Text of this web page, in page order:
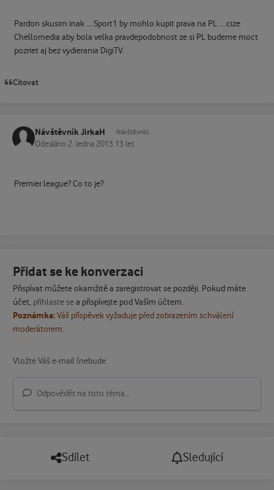
Pardon skusim inak ... Sport1 by mohlo kupit prava na PL ....cize
Chellomedia aby bola velka pravdepodobnost ze si PL budeme moct
pozriet aj bez vydierania DigiTV.
Citovat
Návštěvník JirkaH Návštěvníci
Odesláno 2. ledna 2013 13 let
Premier league? Co to je?
Přidat se ke konverzaci
Přispívat můžete okamžitě a zaregistrovat se později. Pokud máte
účet, přihlaste sea přispívejte pod Vaším účtem.
Poznámka:Váš příspěvek vyžaduje před zobrazením schválení
moderátorem.
Odpovědět na toto téma...
Sdílet Sledující